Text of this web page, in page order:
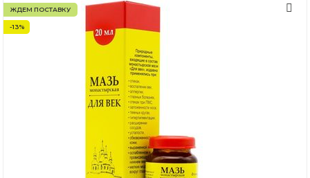
ЖДЕМ ПОСТАВКУ
-13%